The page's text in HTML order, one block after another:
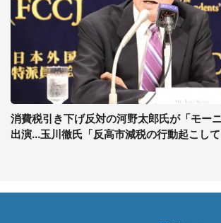
消費税引き下げ反対の河野太郎氏が「モー
出演...玉川徹氏「反高市減税の行動起こし